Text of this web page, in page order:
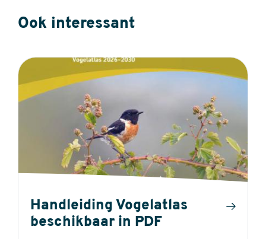
Ook interessant
Handleiding Vogelatlas
beschikbaar in PDF